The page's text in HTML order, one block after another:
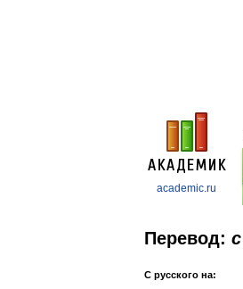
academic.ru
Перевод:
С русского на: